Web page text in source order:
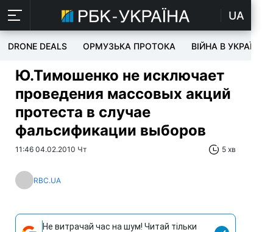
UA
DRONE DEALS ОРМУЗЬКА ПРОТОКА ВІЙНА В УКРАЇНІ
Ю.Тимошенко не исключает
проведения массовых акций
протеста в случае
фальсификации выборов
11:46 04.02.2010 Чт 5 хв
RBC.UA
Не витрачай час на шум! Читай тільки